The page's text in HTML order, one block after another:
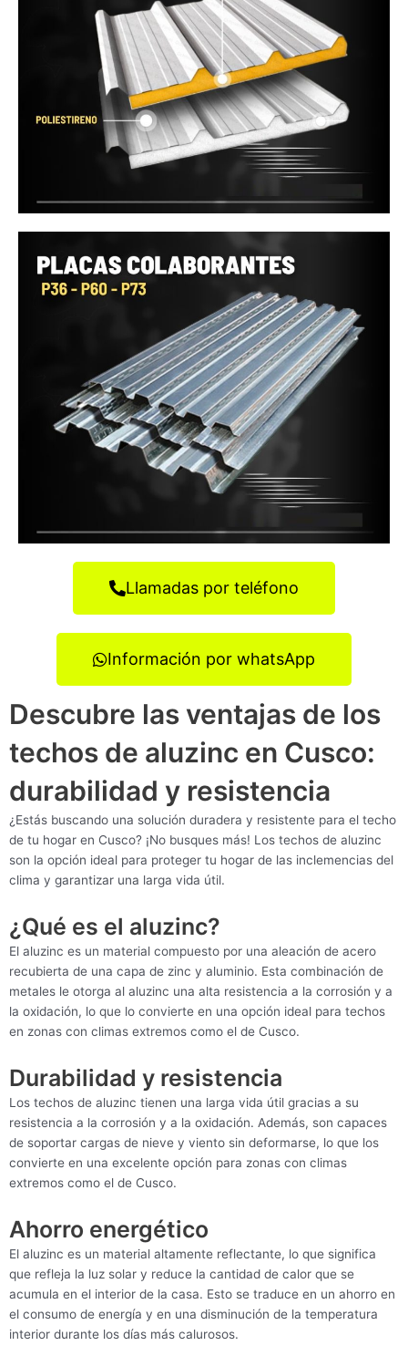
Llamadas por teléfono
Información por whatsApp
Descubre las ventajas de los
techos de aluzinc en Cusco:
durabilidad y resistencia
¿Estás buscando una solución duradera y resistente para el techo
de tu hogar en Cusco? ¡No busques más! Los techos de aluzinc
son la opción ideal para proteger tu hogar de las inclemencias del
clima y garantizar una larga vida útil.
¿Qué es el aluzinc?
El aluzinc es un material compuesto por una aleación de acero
recubierta de una capa de zinc y aluminio. Esta combinación de
metales le otorga al aluzinc una alta resistencia a la corrosión y a
la oxidación, lo que lo convierte en una opción ideal para techos
en zonas con climas extremos como el de Cusco.
Durabilidad y resistencia
Los techos de aluzinc tienen una larga vida útil gracias a su
resistencia a la corrosión y a la oxidación. Además, son capaces
de soportar cargas de nieve y viento sin deformarse, lo que los
convierte en una excelente opción para zonas con climas
extremos como el de Cusco.
Ahorro energético
El aluzinc es un material altamente reflectante, lo que significa
que refleja la luz solar y reduce la cantidad de calor que se
acumula en el interior de la casa. Esto se traduce en un ahorro en
el consumo de energía y en una disminución de la temperatura
interior durante los días más calurosos.